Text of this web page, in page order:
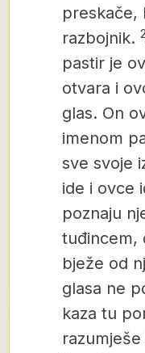
preskače,
razbojnik. 2
pastir je
otvara i
glas. On
imenom
sve svoje
ide i ovce
poznaju
tuđincem,
bježe od
glasa ne
kaza tu